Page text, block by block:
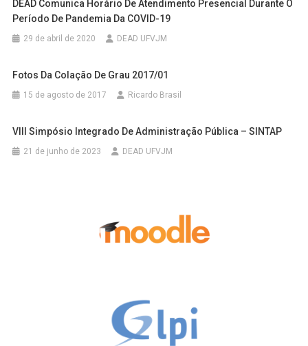
DEAD Comunica Horário De Atendimento Presencial Durante O
Período De Pandemia Da COVID-19
29 de abril de 2020 DEAD UFVJM
Fotos Da Colação De Grau 2017/01
15 de agosto de 2017 Ricardo Brasil
VIII Simpósio Integrado De Administração Pública – SINTAP
21 de junho de 2023 DEAD UFVJM